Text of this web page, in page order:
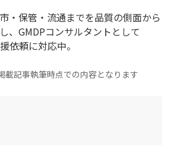
・保管・流通までを品質の側面から
、GMDPコンサルタントとして
依頼に対応中。
記事執筆時点での内容となります